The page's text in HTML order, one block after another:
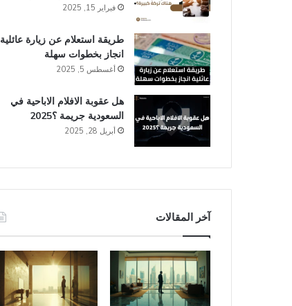
فبراير 15, 2025
طريقة استعلام عن زيارة عائلية
انجاز​ بخطوات سهلة
أغسطس 5, 2025
هل عقوبة الافلام الاباحية في
السعودية​ جريمة ؟2025
أبريل 28, 2025
آخر المقالات